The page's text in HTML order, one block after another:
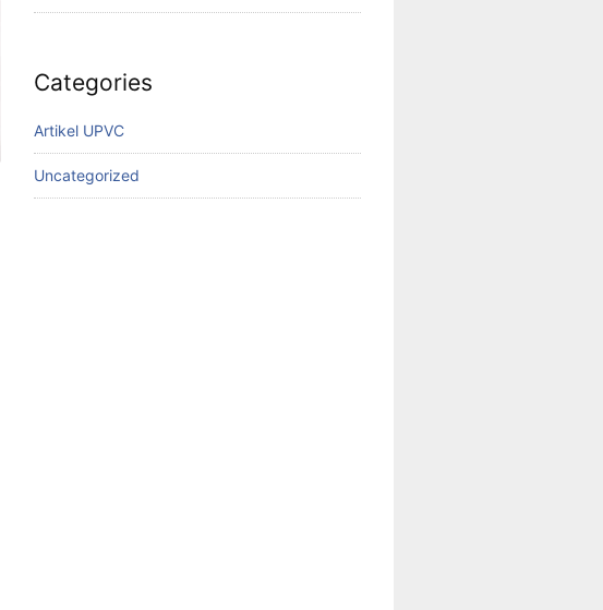
Categories
Artikel UPVC
Uncategorized